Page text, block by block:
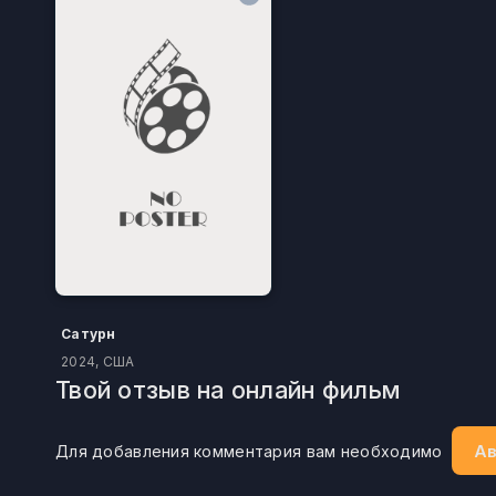
Сатурн
2024, США
Твой отзыв на онлайн фильм
Для добавления комментария вам необходимо